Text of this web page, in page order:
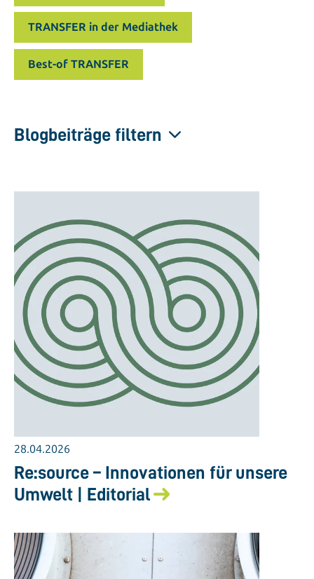
TRANSFER in der Mediathek
Best-of TRANSFER
Blogbeiträge filtern
28.04.2026
Re:source – Innovationen für unsere
Umwelt | Editorial